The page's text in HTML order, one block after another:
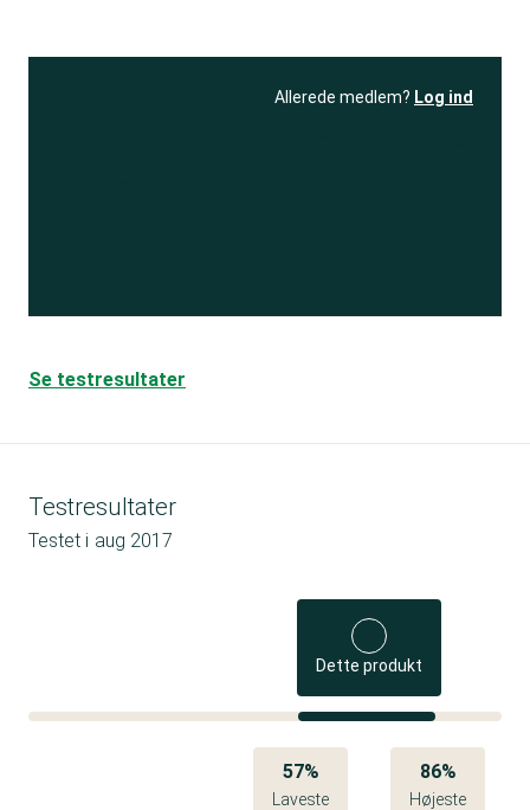
Allerede medlem? Log ind
Se testresultater
Testresultater
Testet i aug 2017
Dette produkt
57%
Laveste
86%
Højeste